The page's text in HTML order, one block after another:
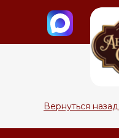
Вернуться назад